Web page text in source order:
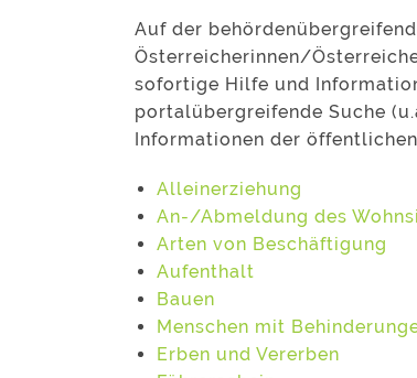
Auf der
Österreicherinnen/
sofortige Hilfe und
portalübergreifende Suche
Informationen der
Alleinerziehung
An-/Abmeldung des
Arten von Beschäftigung
Aufenthalt
Bauen
Menschen mit
Erben und Vererben